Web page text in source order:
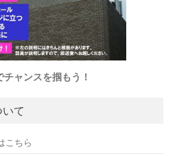
チャンスを掴もう！
て
こちら